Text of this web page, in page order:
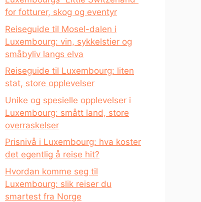
for fotturer, skog og eventyr
Reiseguide til Mosel-dalen i
Luxembourg: vin, sykkelstier og
småbyliv langs elva
Reiseguide til Luxembourg: liten
stat, store opplevelser
Unike og spesielle opplevelser i
Luxembourg: smått land, store
overraskelser
Prisnivå i Luxembourg: hva koster
det egentlig å reise hit?
Hvordan komme seg til
Luxembourg: slik reiser du
smartest fra Norge